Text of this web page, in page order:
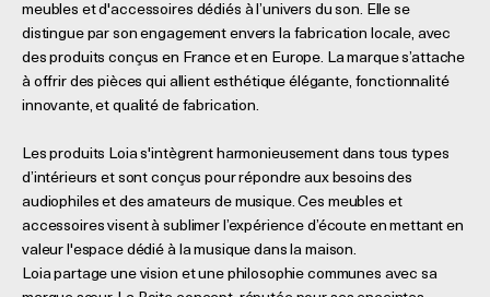
meubles et d'accessoires dédiés à l’univers du son. Elle se
distingue par son engagement envers la fabrication locale, avec
des produits conçus en France et en Europe. La marque s’attache
à offrir des pièces qui allient esthétique élégante, fonctionnalité
innovante, et qualité de fabrication.
Les produits Loia s'intègrent harmonieusement dans tous types
d’intérieurs et sont conçus pour répondre aux besoins des
audiophiles et des amateurs de musique. Ces meubles et
accessoires visent à sublimer l’expérience d’écoute en mettant en
valeur l'espace dédié à la musique dans la maison.
Loia partage une vision et une philosophie communes avec sa